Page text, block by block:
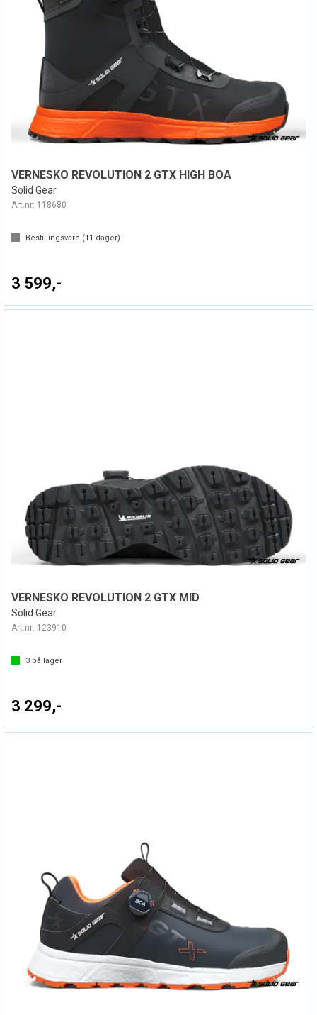
VERNESKO REVOLUTION 2 GTX HIGH BOA
Solid Gear
Art.nr: 118680
Bestillingsvare (11 dager)
3 599,-
VERNESKO REVOLUTION 2 GTX MID
Solid Gear
Art.nr: 123910
3 på lager
3 299,-